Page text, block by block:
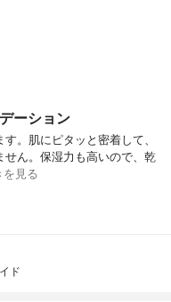
ーション
。肌にピタッと密着して、
せん。保湿力も高いので、乾
を見る
ド